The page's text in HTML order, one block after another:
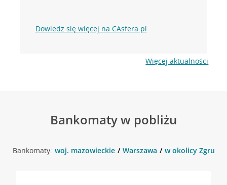
Dowiedz się więcej na CAsfera.pl
Więcej aktualności
Bankomaty w pobliżu
Bankomaty: woj. mazowieckie Warszawa w okolicy